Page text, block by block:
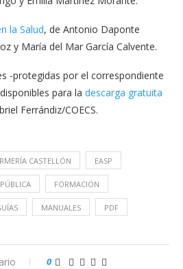
la Salud, de Antonio Daponte
y María del Mar García Calvente.
-protegidas por el correspondiente
para la descarga gratuita
Ferrándiz/COECS.
CASTELLÓN EASP
FORMACIÓN
MANUALES PDF
0